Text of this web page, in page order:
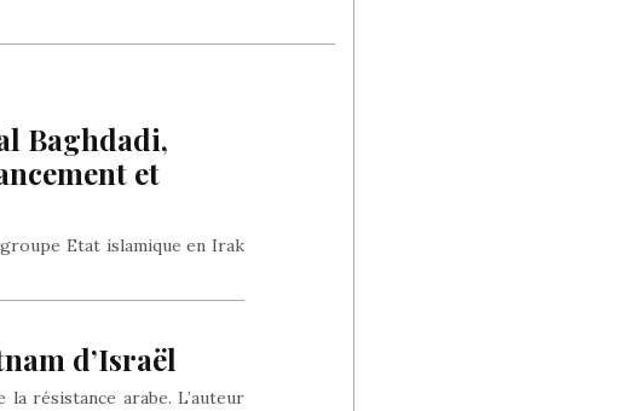
Baghdadi,
et
Etat islamique en Irak
d’Israël
résistance arabe. L’auteur